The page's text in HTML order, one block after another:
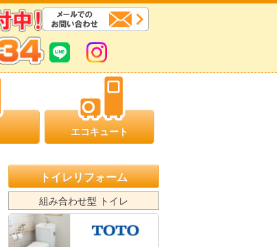
エコキュート
トイレリフォーム
組み合わせ型 トイレ